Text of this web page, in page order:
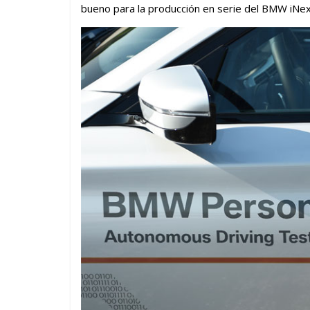
bueno para la producción en serie del BMW